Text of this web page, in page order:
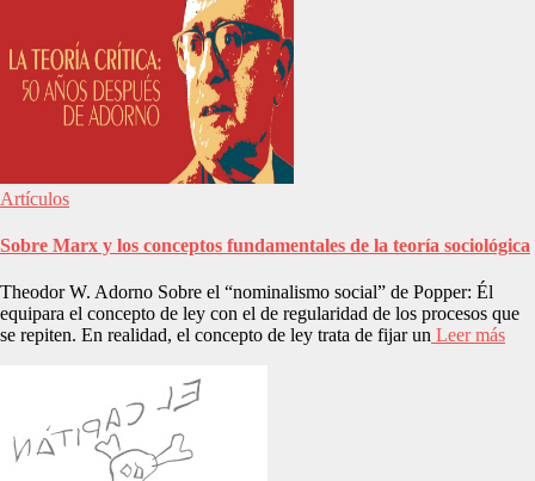
Artículos
Sobre Marx y los conceptos fundamentales de la teoría sociológica
Theodor W. Adorno Sobre el “nominalismo social” de Popper: Él
equipara el concepto de ley con el de regularidad de los procesos que
se repiten. En realidad, el concepto de ley trata de fijar un Leer más